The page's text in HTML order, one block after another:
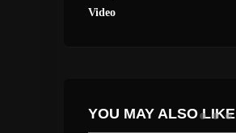
Video
YOU MAY ALSO